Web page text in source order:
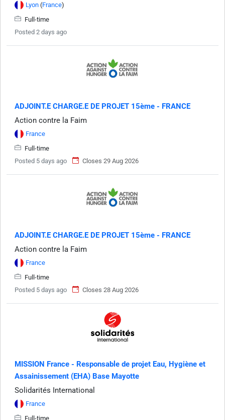
Lyon (France)
Full-time
Posted 2 days ago
ADJOINT.E CHARGE.E DE PROJET 15ème - FRANCE
Action contre la Faim
France
Full-time
Posted 5 days ago
Closes 29 Aug 2026
ADJOINT.E CHARGE.E DE PROJET 15ème - FRANCE
Action contre la Faim
France
Full-time
Posted 5 days ago
Closes 28 Aug 2026
MISSION France - Responsable de projet Eau, Hygiène et
Assainissement (EHA) Base Mayotte
Solidarités International
France
Full-time